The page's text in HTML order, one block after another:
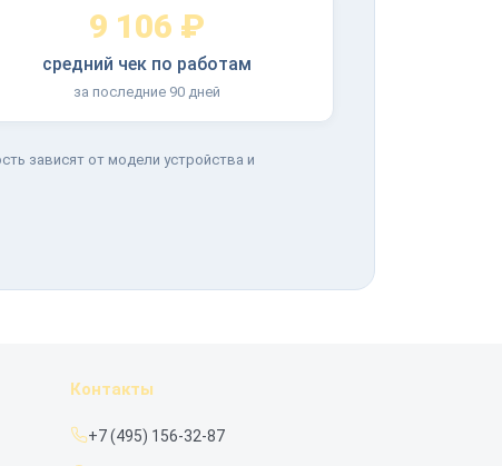
9 106 ₽
средний чек по работам
за последние 90 дней
зависят от модели устройства и
Контакты
+7 (495) 156-32-87